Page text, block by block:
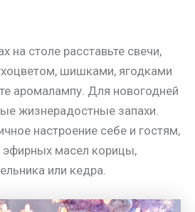
на столе расставьте свечи,
шишками, ягодками
аромалампу. Для новогодней
жизнерадостные запахи.
настроение себе и гостям,
эфирных масел корицы,
или кедра.